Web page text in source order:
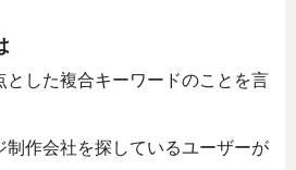
とした複合キーワードのことを言
制作会社を探しているユーザーが